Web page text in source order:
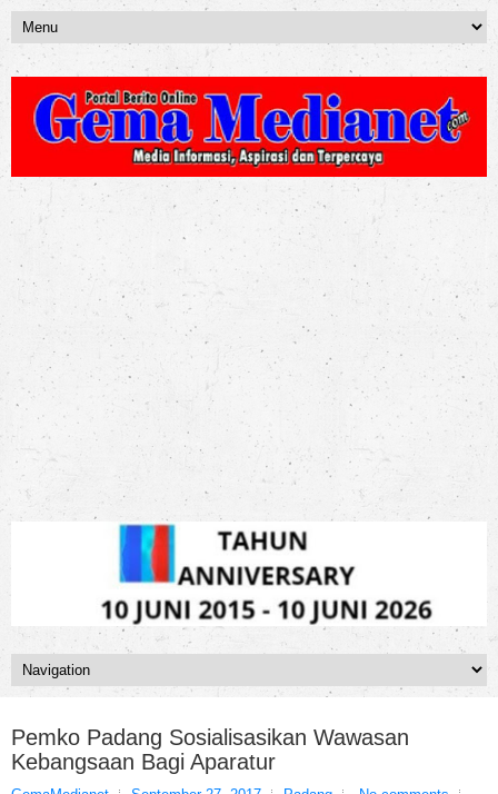
Pemko Padang Sosialisasikan Wawasan
Kebangsaan Bagi Aparatur